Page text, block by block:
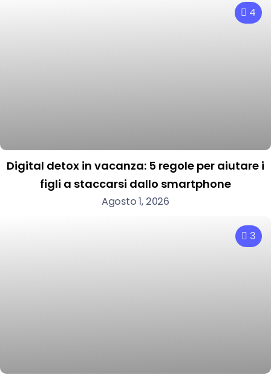
4
Digital detox in vacanza: 5 regole per aiutare i
figli a staccarsi dallo smartphone
Agosto 1, 2026
3